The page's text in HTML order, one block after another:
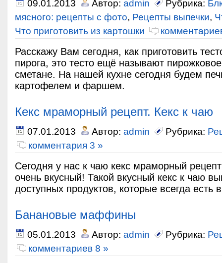
09.01.2013 Автор: admin Рубрика:
мясного: рецепты с фото, Рецепты выпечки,
Что приготовить из картошки
Расскажу Вам сегодня, как приготовить
пирога, это тесто ещё называют
сметане. На нашей кухне сегодня будем
картофелем и фаршем.
Кекс мраморный рецепт. Кекс к чаю
07.01.2013 Автор: admin Рубрика:
комментария 3 »
Сегодня у нас к чаю кекс мраморный
очень вкусный! Такой вкусный кекс к чаю
доступных продуктов, которые всегда есть
Банановые маффины
05.01.2013 Автор: admin Рубрика:
комментариев 8 »